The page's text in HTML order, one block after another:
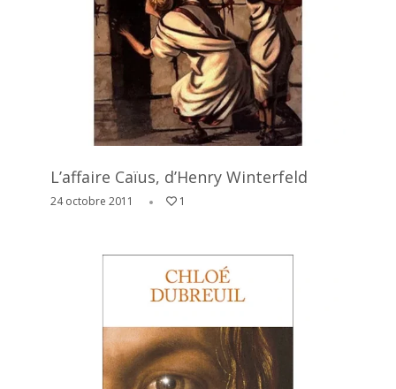
L’affaire Caïus, d’Henry Winterfeld
24 octobre 2011 1